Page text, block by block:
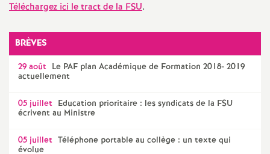
d
d
g
r
Téléchargez ici le tract de laFSU.
BRÈVES
29 août Le PAF plan Académique de Formation 2018- 2019
actuellement
05 juillet Education prioritaire : les syndicats de la FSU
écrivent au Ministre
05 juillet Téléphone portable au collège : un texte qui
évolue